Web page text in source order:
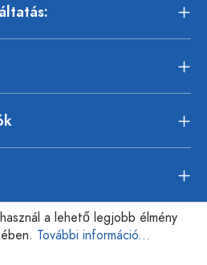
a lehető legjobb élmény
További információ...